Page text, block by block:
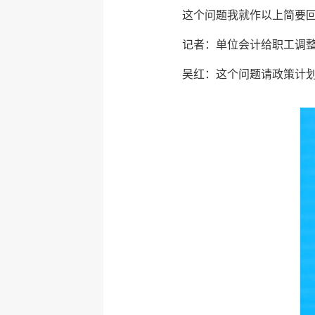
这个问题我就作以上简要
记者：单位会计给职工调
吴红：这个问题请政策计